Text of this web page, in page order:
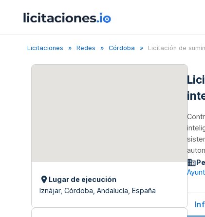
Licitaciones Redes Córdoba Licitación de
Lugar de ejecución
Iznájar, Córdoba, Andalucía, España